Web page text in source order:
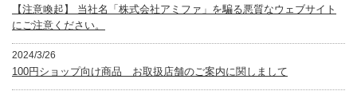
【注意喚起】 当社名「株式会社アミファ」を騙る悪質なウェブサイト
にご注意ください。
2024/3/26
100円ショップ向け商品 お取扱店舗のご案内に関しまして